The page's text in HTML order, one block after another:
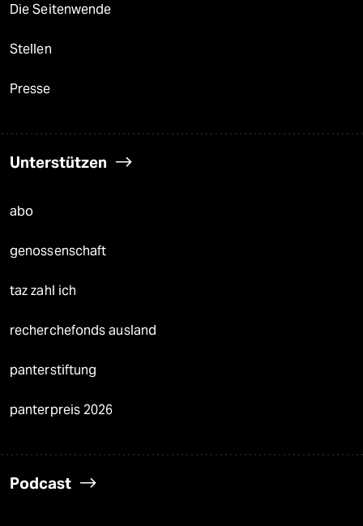
Die Seitenwende
Stellen
Presse
Unterstützen
abo
genossenschaft
taz zahl ich
recherchefonds ausland
panterstiftung
panterpreis 2026
Podcast